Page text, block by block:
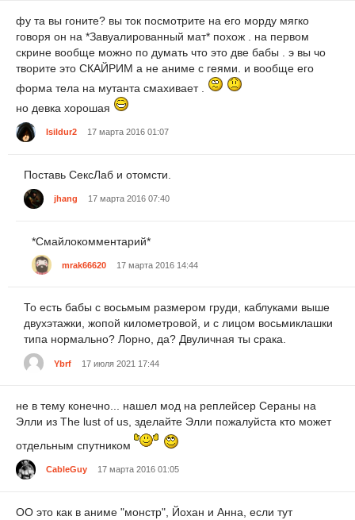
фу та вы гоните? вы ток посмотрите на его морду мягко
говоря он на *Завуалированный мат* похож . на первом
скрине вообще можно по думать что это две бабы . э вы чо
творите это СКАЙРИМ а не аниме с геями. и вообще его
форма тела на мутанта смахивает .
но девка хорошая
Isildur2 17 марта 2016 01:07
Поставь СексЛаб и отомсти.
jhang 17 марта 2016 07:40
*Смайлокомментарий*
mrak66620 17 марта 2016 14:44
То есть бабы с восьмым размером груди, каблуками выше
двухэтажки, жопой километровой, и с лицом восьмиклашки
типа нормально? Лорно, да? Двуличная ты срака.
Ybrf 17 июля 2021 17:44
не в тему конечно... нашел мод на реплейсер Сераны на
Элли из The lust of us, зделайте Элли пожалуйста кто может
отдельным спутником
CableGuy 17 марта 2016 01:05
ОО это как в аниме "монстр", Йохан и Анна, если тут